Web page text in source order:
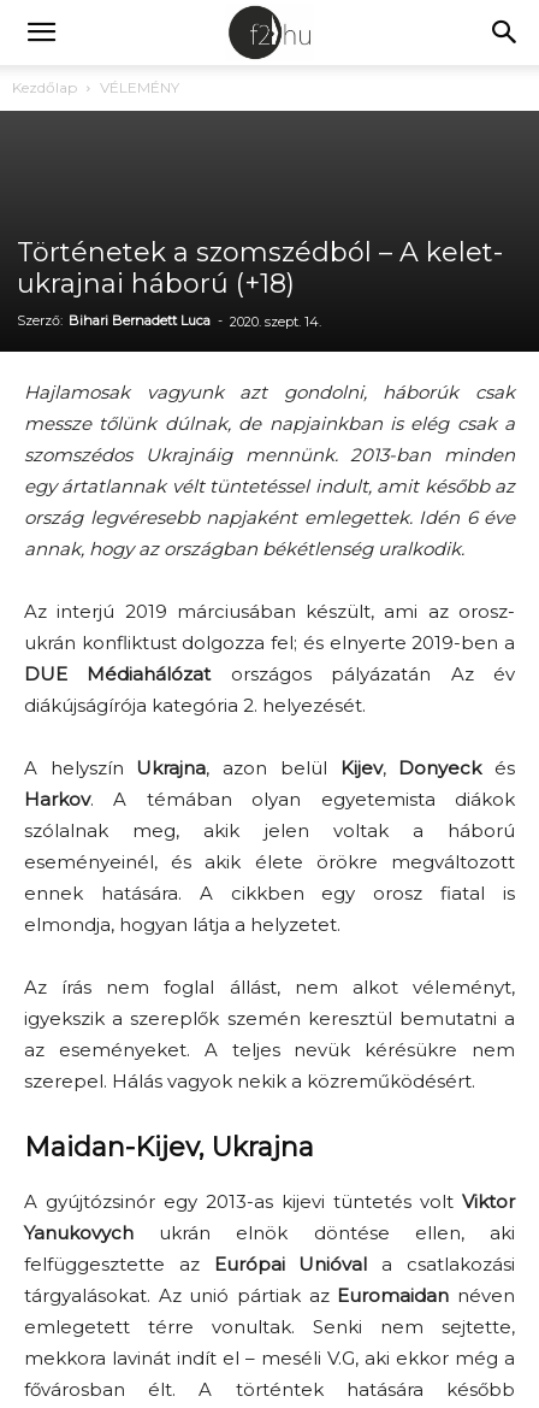
Kezdőlap VÉLEMÉNY
Történetek a szomszédból – A kelet-
ukrajnai háború (+18)
Szerző: Bihari Bernadett Luca - 2020. szept. 14.
Hajlamosak vagyunk azt gondolni, háborúk csak
messze tőlünk dúlnak, de napjainkban is elég csak a
szomszédos Ukrajnáig mennünk. 2013-ban minden
egy ártatlannak vélt tüntetéssel indult, amit később az
ország legvéresebb napjaként emlegettek. Idén 6 éve
annak, hogy az országban békétlenség uralkodik.
Az interjú 2019 márciusában készült, ami az orosz-
ukrán konfliktust dolgozza fel; és elnyerte 2019-ben a
DUE Médiahálózatországos pályázatán Az év
diákújságírója kategória 2. helyezését.
A helyszín Ukrajna, azon belül Kijev, Donyeckés
Harkov. A témában olyan egyetemista diákok
szólalnak meg, akik jelen voltak a háború
eseményeinél, és akik élete örökre megváltozott
ennek hatására. A cikkben egy orosz fiatal is
elmondja, hogyan látja a helyzetet.
Az írás nem foglal állást, nem alkot véleményt,
igyekszik a szereplők szemén keresztül bemutatni a
az eseményeket. A teljes nevük kérésükre nem
szerepel. Hálás vagyok nekik a közreműködésért.
Maidan-Kijev, Ukrajna
A gyújtózsinór egy 2013-as kijevi tüntetés volt Viktor
Yanukovych ukrán elnök döntése ellen, aki
felfüggesztette az Európai Unióval a csatlakozási
tárgyalásokat. Az unió pártiak az Euromaidan néven
emlegetett térre vonultak. Senki nem sejtette,
mekkora lavinát indít el – meséli V.G, aki ekkor még a
fővárosban élt. A történtek hatására később